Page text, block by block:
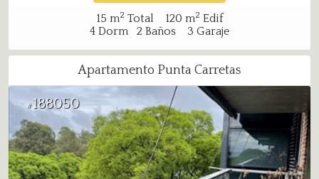
15 m2 Total 120 m2 Edif
4 Dorm 2 Baños 3 Garaje
Apartamento Punta Carretas
#188050